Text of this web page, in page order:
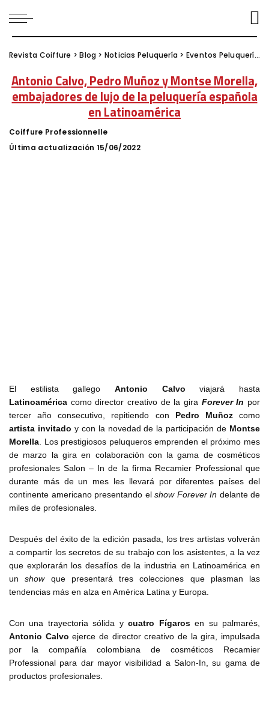
Revista Coiffure >Blog > Noticias Peluquería > Eventos Peluquería >
Antonio Calvo, Pedro Muñoz y Montse Morella,
embajadores de lujo de la peluquería española
en Latinoamérica
Posted
by
Coiffure Professionnelle
Última actualización 15/06/2022
El estilista gallego Antonio Calvo viajará hasta
Latinoamérica como director creativo de la gira Forever In por
tercer año consecutivo, repitiendo con Pedro Muñozcomo
artista invitado y con la novedad de la participación de Montse
Morella . Los prestigiosos peluqueros emprenden el próximo mes
de marzo la gira en colaboración con la gama de cosméticos
profesionales Salon – In de la firma Recamier Professional que
durante más de un mes les llevará por diferentes países del
continente americano presentando el show Forever In delante de
miles de profesionales.
Después del éxito de la edición pasada, los tres artistas volverán
a compartir los secretos de su trabajo con los asistentes, a la vez
que explorarán los desafíos de la industria en Latinoamérica en
un showque presentará tres colecciones que plasman las
tendencias más en alza en América Latina y Europa.
Con una trayectoria sólida ycuatro Fígarosen su palmarés,
Antonio Calvo ejerce de director creativo de la gira, impulsada
por la compañía colombiana de cosméticos Recamier
Professional para dar mayor visibilidad a Salon-In, su gama de
productos profesionales.